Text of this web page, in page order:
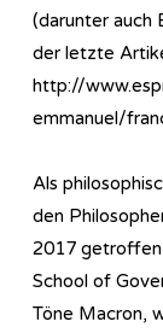
(darunter auch
der letzte
http://
emmanuel/
Als
den
2017
School of
Töne Macron,